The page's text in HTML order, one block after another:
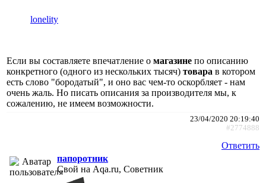
lonelity
Если вы составляете впечатление о магазине по описанию
конкретного (одного из нескольких тысяч) товара в котором
есть слово "бородатый", и оно вас чем-то оскорбляет - нам
очень жаль. Но писать описания за производителя мы, к
сожалению, не имеем возможности.
23/04/2020 20:19:40
#2774888
Ответить
папоротник
Свой на Aqa.ru, Советник